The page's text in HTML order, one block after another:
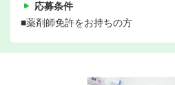
応募条件
■薬剤師免許をお持ちの方